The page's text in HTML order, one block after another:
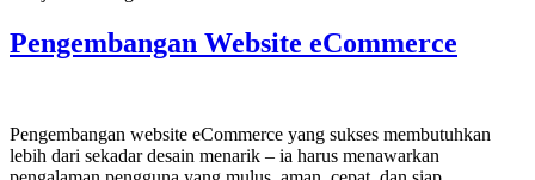
Pengembangan Website eCommerce
Pengembangan website eCommerce yang sukses membutuhkan
lebih dari sekadar desain menarik – ia harus menawarkan